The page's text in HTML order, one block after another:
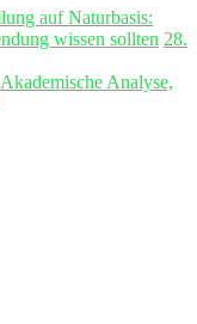
auf Naturbasis:
wissen sollten 28.
Analyse,